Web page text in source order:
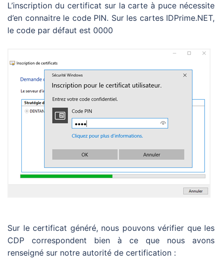
L’inscription du certificat sur la carte à puce nécessite
d’en connaitre le code PIN. Sur les cartes IDPrime.NET,
le code par défaut est 0000
Sur le certificat généré, nous pouvons vérifier que les
CDP correspondent bien à ce que nous avons
renseigné sur notre autorité de certification :